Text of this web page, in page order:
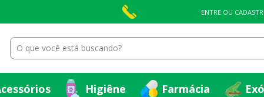
ENTRE OU
Higiêne Farmácia
Higiêne Farmácia